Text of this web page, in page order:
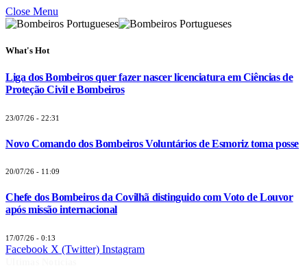
Close Menu
What's Hot
Liga dos Bombeiros quer fazer nascer licenciatura em Ciências de
Proteção Civil e Bombeiros
23/07/26 - 22:31
Novo Comando dos Bombeiros Voluntários de Esmoriz toma posse
20/07/26 - 11:09
Chefe dos Bombeiros da Covilhã distinguido com Voto de Louvor
após missão internacional
17/07/26 - 0:13
Facebook X (Twitter) Instagram